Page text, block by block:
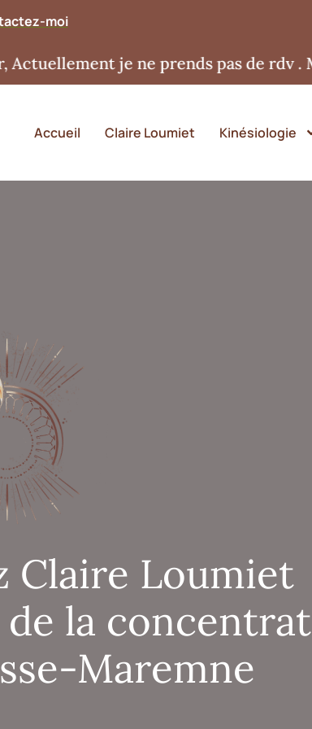
moi
je ne prends pas de rdv .
Accueil Claire Loumiet Kinésiologie
Claire Loumiet
la
Maremne